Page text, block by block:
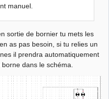
manuel.
sortie de bornier tu mets les
as pas besoin, si tu relies un
il prendra automatiquement
borne dans le schéma.